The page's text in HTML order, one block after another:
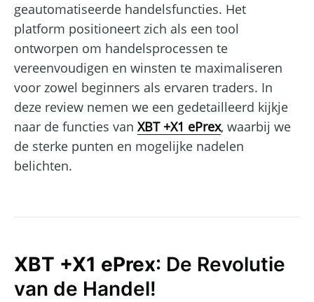
geautomatiseerde handelsfuncties. Het
platform positioneert zich als een tool
ontworpen om handelsprocessen te
vereenvoudigen en winsten te maximaliseren
voor zowel beginners als ervaren traders. In
deze review nemen we een gedetailleerd kijkje
naar de functies van XBT +X1 ePrex, waarbij we
de sterke punten en mogelijke nadelen
belichten.
XBT +X1 ePrex: De Revolutie
van de Handel!